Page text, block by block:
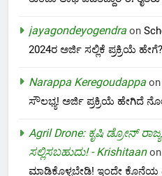
jayagondeyogendra on
2024ರ ಅರ್ಜಿ ಸಲ್ಲಿಕೆ ಪ್ರಕ್ರಿಯೆ ಹೇಗೆ?
Narappa Keregoudappa on
ಸೌಲಭ್ಯ! ಅರ್ಜಿ ಪ್ರಕ್ರಿಯೆ ಹೇಗಿದೆ
Agril Drone: ಕೃಷಿ ಡ್ರೋನ್
ಸಲ್ಲಿಸಬಹುದು! - Krishitaanon
ಮಾಡಿಕೊಳ್ಳಬೇಡಿ! ಇಂದೇ ಕೊನೆಯ